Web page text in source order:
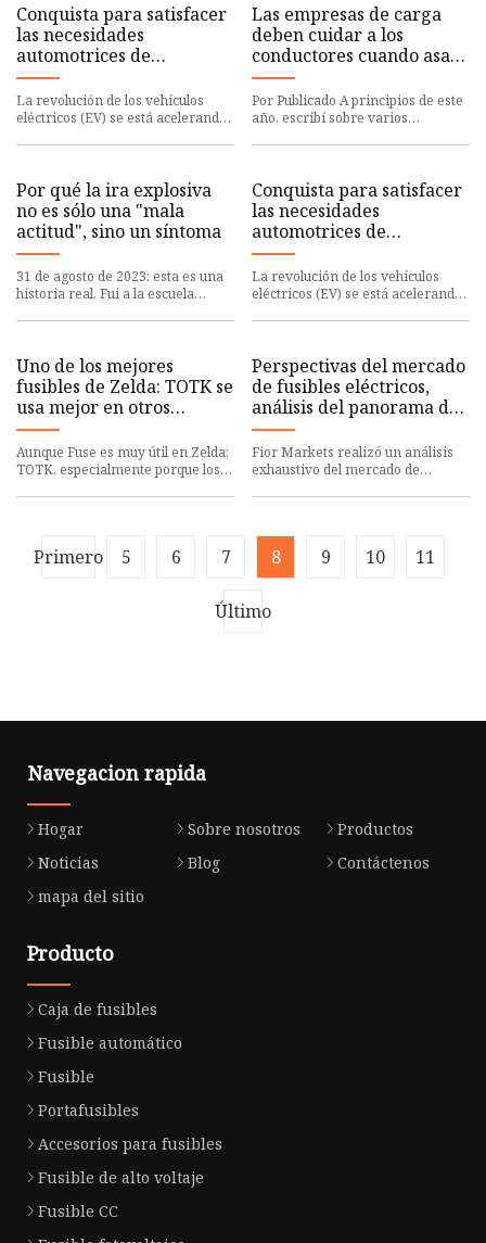
Conquista para satisfacer
las necesidades
automotrices de
protección de circuitos
automotrices
La revolución de los vehículos
eléctricos (EV) se está acelerando.
Las empresas de carga
deben cuidar a los
conductores cuando asan
un automóvil
Por Publicado A principios de este
año, escribí sobre varios
Por qué la ira explosiva
no es sólo una "mala
actitud", sino un síntoma
31 de agosto de 2023: esta es una
historia real. Fui a la escuela
Conquista para satisfacer
las necesidades
automotrices de
protección de circuitos
automotrices
La revolución de los vehículos
eléctricos (EV) se está acelerando.
Uno de los mejores
fusibles de Zelda: TOTK se
usa mejor en otros
lugares
Aunque Fuse es muy útil en Zelda:
TOTK, especialmente porque los
Perspectivas del mercado
de fusibles eléctricos,
análisis del panorama de
la industria actual y
futuro 2032
Fior Markets realizó un análisis
exhaustivo del mercado de
Primero 5 6 7 8 9 10 11
Último
Navegacion rapida
Hogar Sobre nosotros
Productos
Noticias
Blog
Contáctenos
mapa del sitio
Producto
Caja de fusibles
Fusible automático
Fusible
Portafusibles
Accesorios para fusibles
Fusible de alto voltaje
Fusible CC